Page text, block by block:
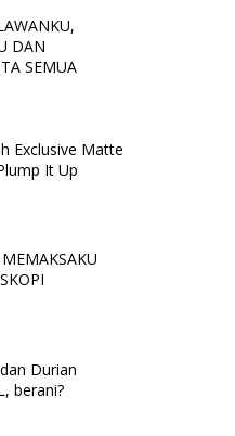
DAN
SEMUA
Exclusive Matte
It Up
Durian
berani?